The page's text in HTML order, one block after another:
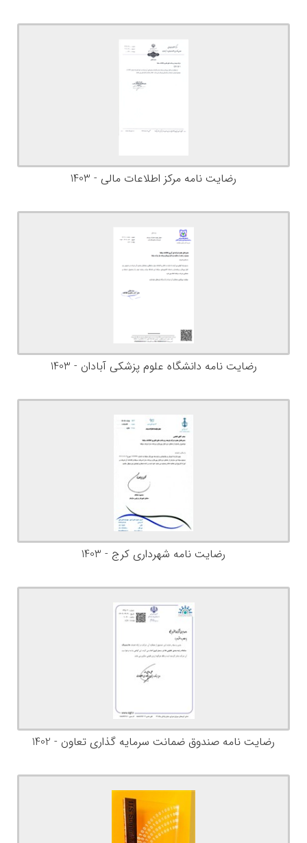
رضایت نامه مرکز اطلاعات مالی - 1403
رضایت نامه دانشگاه علوم پزشکی آبادان - 1403
رضایت نامه شهرداری کرج - 1403
رضایت نامه صندوق ضمانت سرمایه گذاری تعاون - 1402